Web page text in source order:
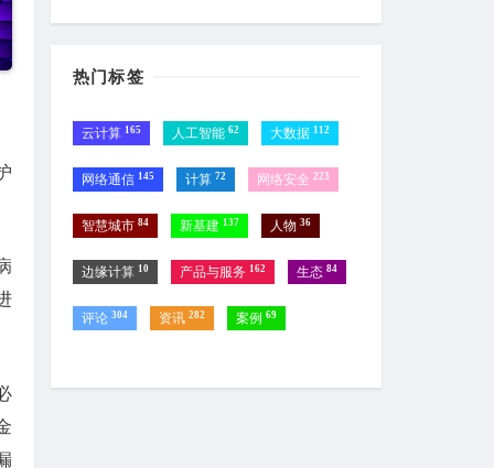
热门标签
云计算 165 人工智能 62 大数据 112
网络通信 145 计算 72 网络安全 223
智慧城市 84 新基建 137 人物 36
边缘计算 10 产品与服务 162 生态 84
评论 304 资讯 282 案例 69